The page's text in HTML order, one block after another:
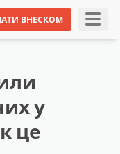
ВНЕСКОМ
у
це